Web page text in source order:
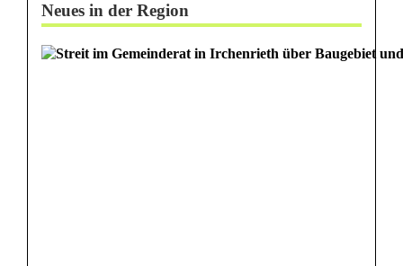
Neues in der Region